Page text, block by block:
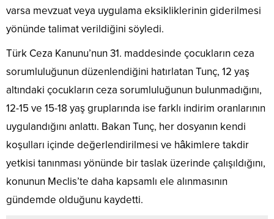
varsa mevzuat veya uygulama eksikliklerinin giderilmesi
yönünde talimat verildiğini söyledi.
Türk Ceza Kanunu’nun 31. maddesinde çocukların ceza
sorumluluğunun düzenlendiğini hatırlatan Tunç, 12 yaş
altındaki çocukların ceza sorumluluğunun bulunmadığını,
12-15 ve 15-18 yaş gruplarında ise farklı indirim oranlarının
uygulandığını anlattı. Bakan Tunç, her dosyanın kendi
koşulları içinde değerlendirilmesi ve hâkimlere takdir
yetkisi tanınması yönünde bir taslak üzerinde çalışıldığını,
konunun Meclis’te daha kapsamlı ele alınmasının
gündemde olduğunu kaydetti.